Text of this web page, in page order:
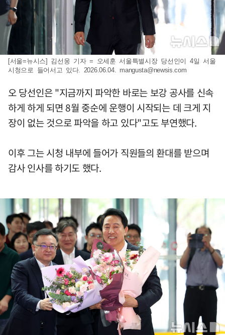
[서울=뉴시스] 김선웅 기자 = 오세훈 서울특별시장 당선인이 4일 서울
시청으로 들어서고 있다. 2026.06.04. mangusta@newsis.com
오 당선인은 "지금까지 파악한 바로는 보강 공사를 신속
하게 하게 되면 8월 중순에 운행이 시작되는 데 크게 지
장이 없는 것으로 파악을 하고 있다"고도 부연했다.
이후 그는 시청 내부에 들어가 직원들의 환대를 받으며
감사 인사를 하기도 했다.